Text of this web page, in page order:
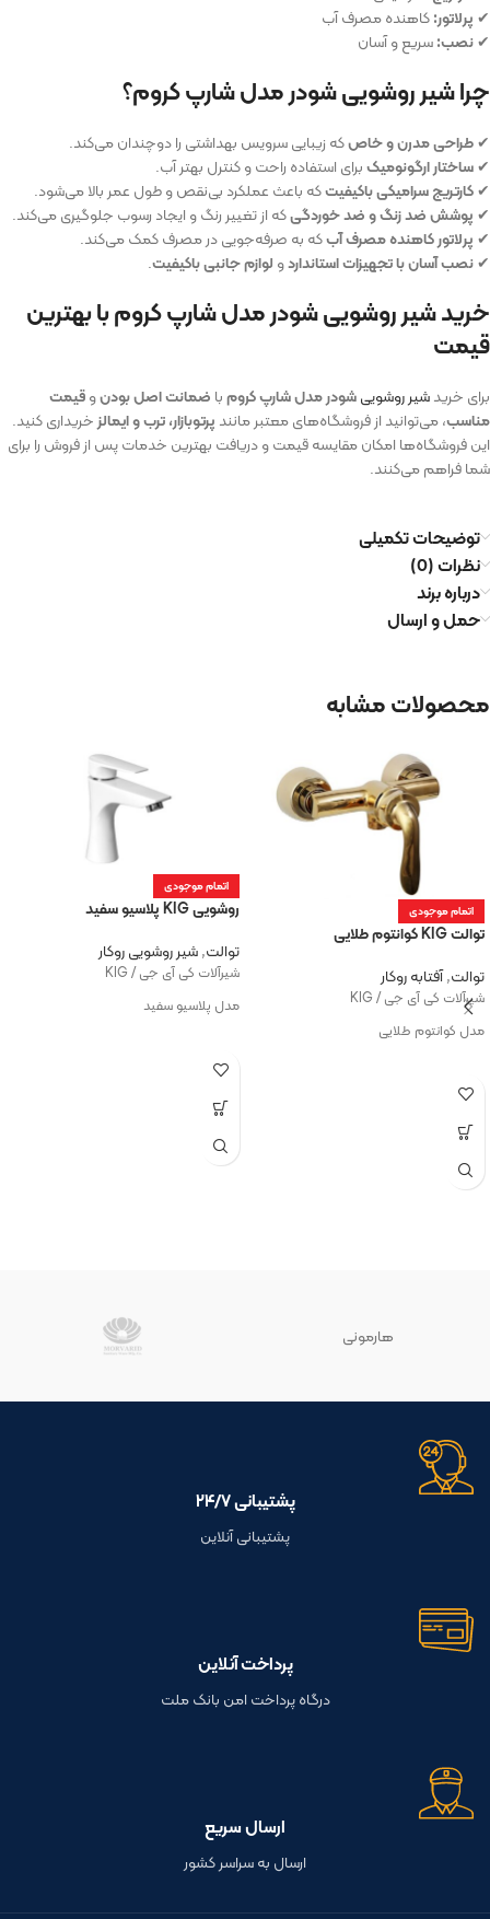
✔ پرلاتور:کاهنده مصرف آب
✔نصب:سریع و آسان
چرا شیر روشویی شودر مدل شارپ کروم؟
✔طراحی مدرن و خاصکه زیبایی سرویس بهداشتی را دوچندان می‌کند.
✔ساختار ارگونومیکبرای استفاده راحت و کنترل بهتر آب.
✔کارتریج سرامیکی باکیفیتکه باعث عملکرد بی‌نقص و طول عمر بالا می‌شود.
✔ پوشش ضد زنگ و ضد خوردگیکه از تغییر رنگ و ایجاد رسوب جلوگیری می‌کند.
✔ پرلاتور کاهنده مصرف آبکه به صرفه‌جویی در مصرف کمک می‌کند.
✔نصب آسان با تجهیزات استانداردو لوازم جانبی باکیفیت.
خرید شیر روشویی شودر مدل شارپ کروم با بهترین
قیمت
برای خریدشیر روشوییشودر مدل شارپ کرومبا ضمانت اصل بودنوقیمت
مناسب، می‌توانید از فروشگاه‌های معتبر مانند پرتوبازار، ترب و ایمالزخریداری کنید.
این فروشگاه‌ها امکان مقایسه قیمت و دریافت بهترین خدمات پس از فروش را برای
شما فراهم می‌کنند.
توضیحات تکمیلی
نظرات (0)
درباره برند
حمل و ارسال
محصولات مشابه
اتمام موجودی
توالت KIG کوانتوم طلایی
توالت,آفتابه روکار
شیرآلات کی آی جی / KIG
مدل کوانتوم طلایی
اتمام موجودی
روشویی KIG پلاسیو سفید
توالت,شیر روشویی روکار
شیرآلات کی آی جی / KIG
مدل پلاسیو سفید
هارمونی
پشتیبانی ۲۴/۷
پشتیبانی آنلاین
پرداخت آنلاین
درگاه پرداخت امن بانک ملت
ارسال سریع
ارسال به سراسر کشور